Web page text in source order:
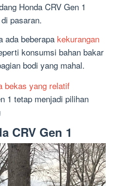
Honda CRV Gen 1
pasaran.
ada beberapa kekurangan
konsumsi bahan bakar
bodi yang mahal.
bekas yang relatif
1 tetap menjadi pilihan
CRV Gen 1